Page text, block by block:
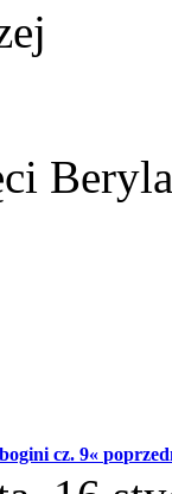
cz. 9«